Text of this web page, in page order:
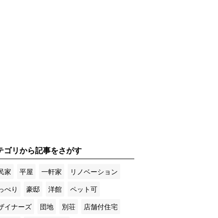
ゴリから記事をさがす
家 平屋 一軒家
リノベーション
ぺり
豪邸 洋館
ペット可
イナーズ
団地 別荘
店舗付住宅